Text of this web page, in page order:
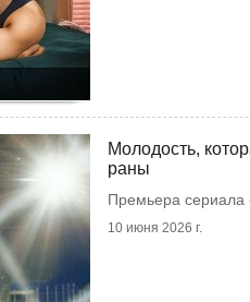
Молодость,
раны
Премьера сериала
10 июня 2026 г.